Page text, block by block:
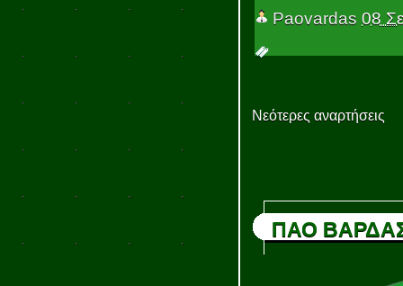
Paovardas 08
Νεότερες αναρτήσεις
ΠΑΟ